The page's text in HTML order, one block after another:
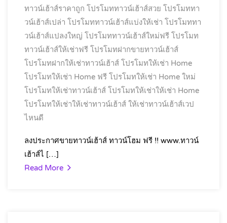
ทาวน์เฮ้าส์ราคาถูก โปรโมททาวน์เฮ้าส์สวย โปรโมททา
วน์เฮ้าส์เปล่า โปรโมททาวน์เฮ้าส์แบ่งให้เช่า โปรโมททา
วน์เฮ้าส์แปลงใหญ่ โปรโมททาวน์เฮ้าส์ใหม่ฟรี โปรโมท
ทาวน์เฮ้าส์ให้เช่าฟรี โปรโมทฝากขายทาวน์เฮ้าส์
โปรโมทฝากให้เช่าทาวน์เฮ้าส์ โปรโมทให้เช่า Home
โปรโมทให้เช่า Home ฟรี โปรโมทให้เช่า Home ใหม่
โปรโมทให้เช่าทาวน์เฮ้าส์ โปรโมทให้เช่าให้เช่า Home
โปรโมทให้เช่าให้เช่าทาวน์เฮ้าส์ ให้เช่าทาวน์เฮ้าส์เวป
ไหนดี
ลงประกาศขายทาวน์เฮ้าส์ ทาวน์โฮม ฟรี !! www.ทาวน์
เฮ้าส์ไ […]
Read More